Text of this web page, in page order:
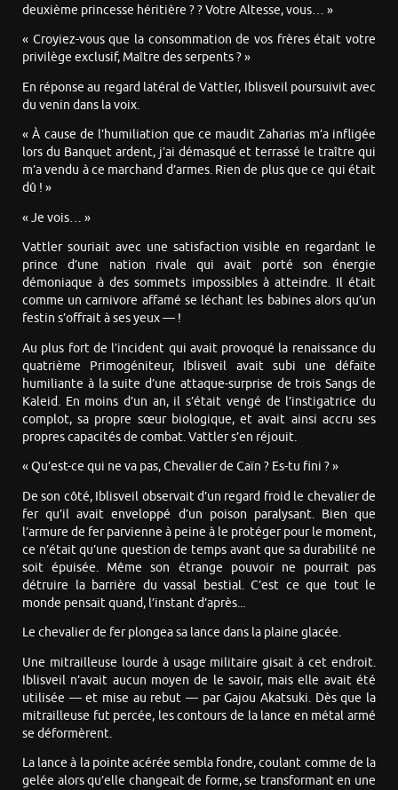
deuxième princesse héritière ? ? Votre Altesse, vous… »
« Croyiez-vous que la consommation de vos frères était votre
privilège exclusif, Maître des serpents ? »
En réponse au regard latéral de Vattler, Iblisveil poursuivit avec
du venin dans la voix.
« À cause de l’humiliation que ce maudit Zaharias m’a infligée
lors du Banquet ardent, j’ai démasqué et terrassé le traître qui
m’a vendu à ce marchand d’armes. Rien de plus que ce qui était
dû ! »
« Je vois… »
Vattler souriait avec une satisfaction visible en regardant le
prince d’une nation rivale qui avait porté son énergie
démoniaque à des sommets impossibles à atteindre. Il était
comme un carnivore affamé se léchant les babines alors qu’un
festin s’offrait à ses yeux — !
Au plus fort de l’incident qui avait provoqué la renaissance du
quatrième Primogéniteur, Iblisveil avait subi une défaite
humiliante à la suite d’une attaque-surprise de trois Sangs de
Kaleid. En moins d’un an, il s’était vengé de l’instigatrice du
complot, sa propre sœur biologique, et avait ainsi accru ses
propres capacités de combat. Vattler s’en réjouit.
« Qu’est-ce qui ne va pas, Chevalier de Caïn ? Es-tu fini ? »
De son côté, Iblisveil observait d’un regard froid le chevalier de
fer qu’il avait enveloppé d’un poison paralysant. Bien que
l’armure de fer parvienne à peine à le protéger pour le moment,
ce n’était qu’une question de temps avant que sa durabilité ne
soit épuisée. Même son étrange pouvoir ne pourrait pas
détruire la barrière du vassal bestial. C’est ce que tout le
monde pensait quand, l’instant d’après...
Le chevalier de fer plongea sa lance dans la plaine glacée.
Une mitrailleuse lourde à usage militaire gisait à cet endroit.
Iblisveil n’avait aucun moyen de le savoir, mais elle avait été
utilisée — et mise au rebut — par Gajou Akatsuki. Dès que la
mitrailleuse fut percée, les contours de la lance en métal armé
se déformèrent.
La lance à la pointe acérée sembla fondre, coulant comme de la
gelée alors qu’elle changeait de forme, se transformant en une